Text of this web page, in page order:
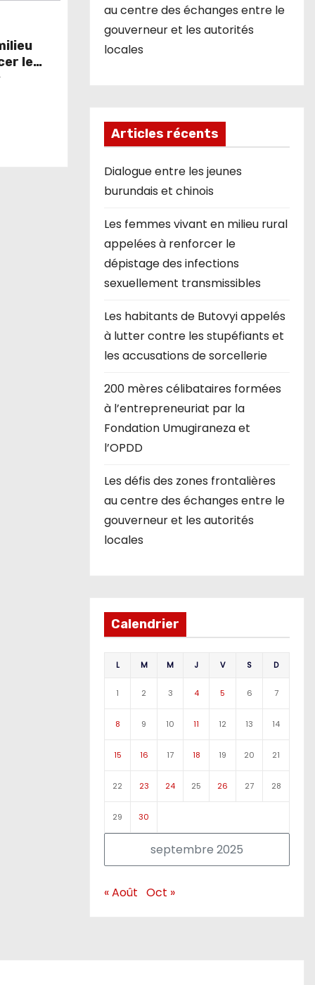
le
au centre des échanges entre le
gouverneur et les autorités
locales
Articles récents
Dialogue entre les jeunes
burundais et chinois
Les femmes vivant en milieu rural
appelées à renforcer le
dépistage des infections
sexuellement transmissibles
Les habitants de Butovyi appelés
à lutter contre les stupéfiants et
les accusations de sorcellerie
200 mères célibataires formées
à l’entrepreneuriat par la
Fondation Umugiraneza et
l’OPDD
Les défis des zones frontalières
au centre des échanges entre le
gouverneur et les autorités
locales
Calendrier
septembre 2025
L M M J V S D
1 2 3 4 5 6 7
8 9 10 11 12 13 14
15 16 17 18 19 20 21
22 23 24 25 26 27 28
29 30
« Août Oct »